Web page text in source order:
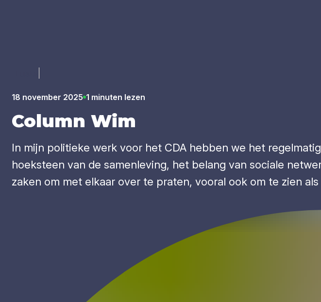
18 november 2025 1 minuten lezen
Column Wim
In mijn politieke werk voor het CDA hebben we het
hoeksteen van de samenleving, het belang van sociale
zaken om met elkaar over te praten, vooral ook om te zien